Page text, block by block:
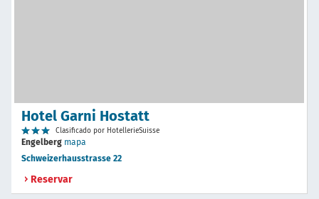
Hotel Garni Hostatt
Clasificado por HotellerieSuisse
Engelberg mapa
Schweizerhausstrasse 22
Reservar